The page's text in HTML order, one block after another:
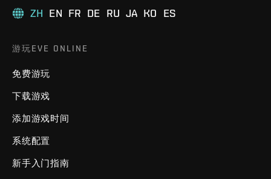
ZH EN FR DE RU JA KO ES
游玩EVE ONLINE
免费游玩
下载游戏
添加游戏时间
系统配置
新手入门指南